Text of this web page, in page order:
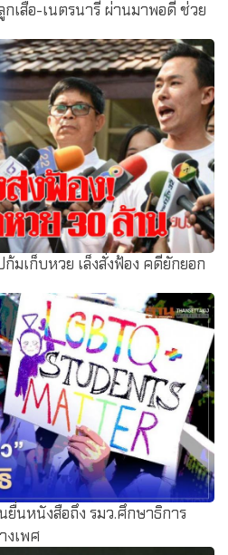
เสือ-เนตรนารี ผ่านมาพอดี ช่วย
มเก็บหวย เล็งสั่งฟ้อง คดียักยอก
ยื่นหนังสือถึง รมว.ศึกษาธิการ
งเพศ